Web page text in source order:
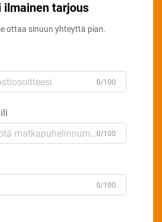
ilmainen tarjous
ottaa sinuun yhteyttä pian.
0/100
0/100
0/100